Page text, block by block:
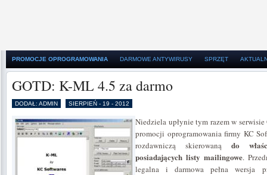
PROMOCJE OPROGRAMOWANIA DARMOWE ANTYWIRUSY SPRZĘT
GOTD: K-ML 4.5 za darmo
DODAŁ: ADMIN SIERPIEŃ - 19 - 2012
Niedziela upłynie tym razem w
promocji oprogramowania firmy KC
rozdawniczą skierowaną do
posiadających listy mailingowe.
legalna i darmowa pełna wersja